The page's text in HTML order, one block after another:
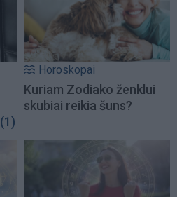
(1)
Horoskopai
Kuriam Zodiako ženklui
skubiai reikia šuns?